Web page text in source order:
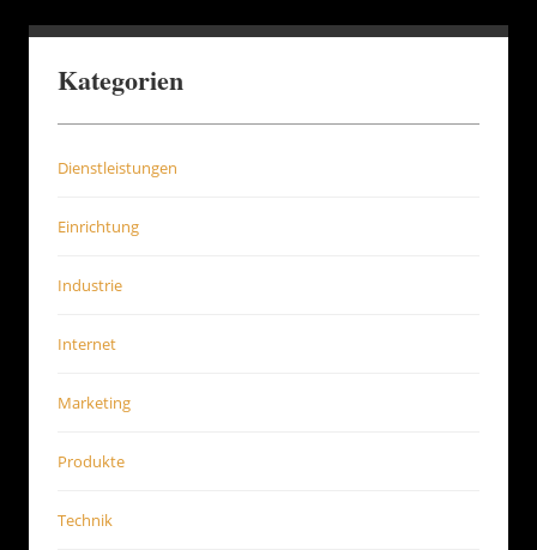
Kategorien
Dienstleistungen
Einrichtung
Industrie
Internet
Marketing
Produkte
Technik